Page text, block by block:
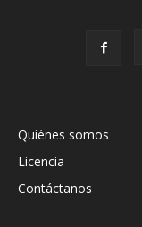
Quiénes somos
Licencia
Contáctanos